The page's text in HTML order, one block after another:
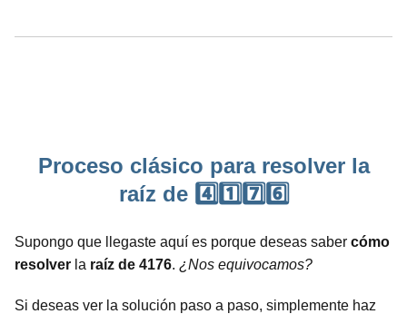
Proceso clásico para resolver la
raíz de 4️⃣1️⃣7️⃣6️⃣
Supongo que llegaste aquí es porque deseas saber cómo
resolver la raíz de 4176. ¿Nos equivocamos?
Si deseas ver la solución paso a paso, simplemente haz